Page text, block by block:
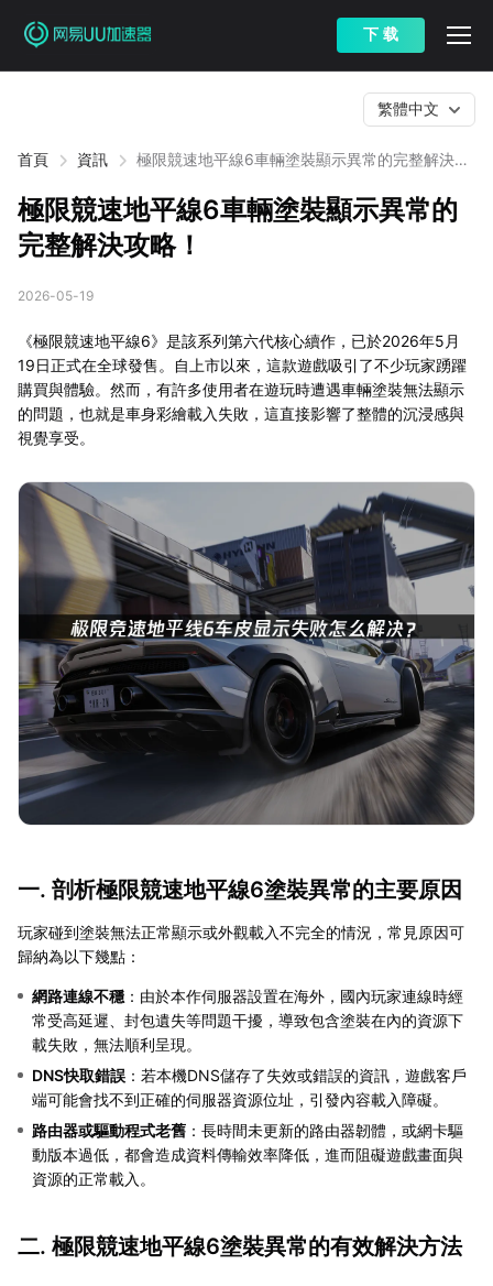
下 载
首頁 資訊
極限競速地平線6車輛塗裝顯示異常的完整解決攻
繁體中文
極限競速地平線6車輛塗裝顯示異常的
完整解決攻略！
2026-05-19
《極限競速地平線6》是該系列第六代核心續作，已於2026年5月
19日正式在全球發售。自上市以來，這款遊戲吸引了不少玩家踴躍
購買與體驗。然而，有許多使用者在遊玩時遭遇車輛塗裝無法顯示
的問題，也就是車身彩繪載入失敗，這直接影響了整體的沉浸感與
視覺享受。
一. 剖析極限競速地平線6塗裝異常的主要原因
玩家碰到塗裝無法正常顯示或外觀載入不完全的情況，常見原因可
歸納為以下幾點：
網路連線不穩 ：由於本作伺服器設置在海外，國內玩家連線時經
常受高延遲、封包遺失等問題干擾，導致包含塗裝在內的資源下
載失敗，無法順利呈現。
DNS快取錯誤 ：若本機DNS儲存了失效或錯誤的資訊，遊戲客戶
端可能會找不到正確的伺服器資源位址，引發內容載入障礙。
路由器或驅動程式老舊 ：長時間未更新的路由器韌體，或網卡驅
動版本過低，都會造成資料傳輸效率降低，進而阻礙遊戲畫面與
資源的正常載入。
二. 極限競速地平線6塗裝異常的有效解決方法